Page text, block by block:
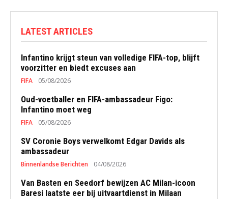
LATEST ARTICLES
Infantino krijgt steun van volledige FIFA-top, blijft
voorzitter en biedt excuses aan
FIFA 05/08/2026
Oud-voetballer en FIFA-ambassadeur Figo:
Infantino moet weg
FIFA 05/08/2026
SV Coronie Boys verwelkomt Edgar Davids als
ambassadeur
Binnenlandse Berichten 04/08/2026
Van Basten en Seedorf bewijzen AC Milan-icoon
Baresi laatste eer bij uitvaartdienst in Milaan